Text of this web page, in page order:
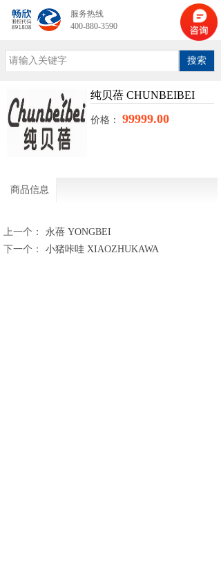
搜索
纯贝蓓 CHUNBEIBEI
价格： 99999.00
商品信息
上一个：
永蓓 YONGBEI
下一个：
小猪咔哇 XIAOZHUKAWA
服务热线
400-880-3590